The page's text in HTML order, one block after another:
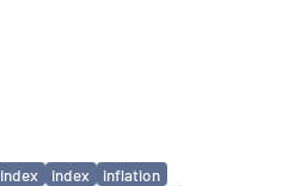
index
inflation